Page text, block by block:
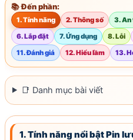
📚 Đến phần:
1. Tính năng 2. Thông số 3. An
6. Lắp đặt
7. Ứng dụng 8. Lỗi
11. Đánh giá
12. Hiểu lầm 13.
📑 Danh mục bài viết
1. Tính năng nổi bật Pin